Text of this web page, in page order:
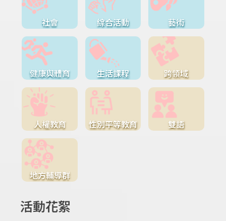
社會 綜合活動 藝術
健康與體育 生活課程 跨領域
人權教育 性別平等教育 雙語
地方輔導群
活動花絮